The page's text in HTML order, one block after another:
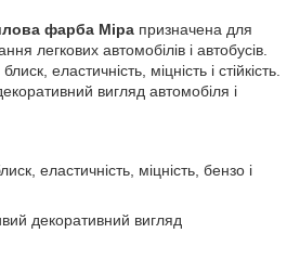
фарба Mipa призначена для
легкових автомобілів і автобусів.
еластичність, міцність і стійкість.
вигляд автомобіля і
еластичність, міцність, бензо і
декоративний вигляд